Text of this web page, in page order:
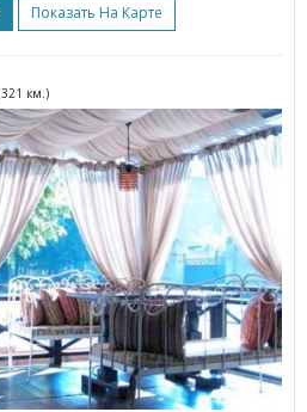
Показать На Карте
км.)